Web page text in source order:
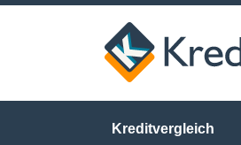
Kreditvergleich